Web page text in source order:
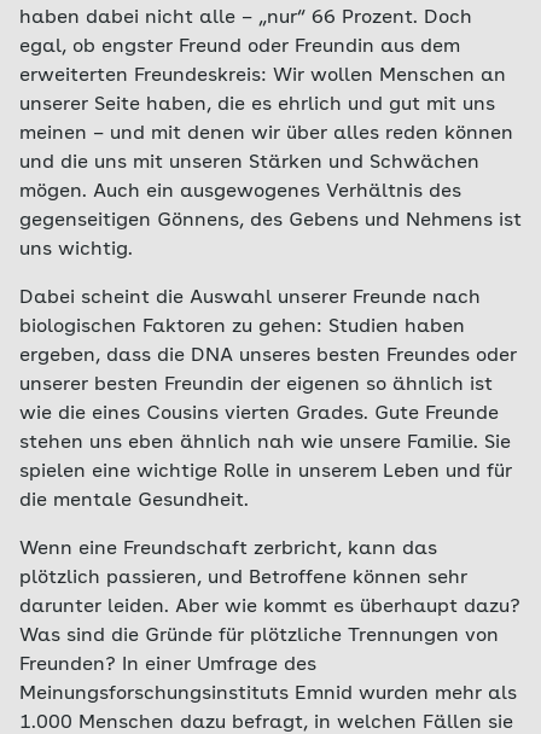
haben dabei nicht alle – „nur“ 66 Prozent. Doch
egal, ob engster Freund oder Freundin aus dem
erweiterten Freundeskreis: Wir wollen Menschen an
unserer Seite haben, die es ehrlich und gut mit uns
meinen – und mit denen wir über alles reden können
und die uns mit unseren Stärken und Schwächen
mögen. Auch ein ausgewogenes Verhältnis des
gegenseitigen Gönnens, des Gebens und Nehmens ist
uns wichtig.
Dabei scheint die Auswahl unserer Freunde nach
biologischen Faktoren zu gehen: Studien haben
ergeben, dass die DNA unseres besten Freundes oder
unserer besten Freundin der eigenen so ähnlich ist
wie die eines Cousins vierten Grades. Gute Freunde
stehen uns eben ähnlich nah wie unsere Familie. Sie
spielen eine wichtige Rolle in unserem Leben und für
die mentale Gesundheit.
Wenn eine Freundschaft zerbricht, kann das
plötzlich passieren, und Betroffene können sehr
darunter leiden. Aber wie kommt es überhaupt dazu?
Was sind die Gründe für plötzliche Trennungen von
Freunden? In einer Umfrage des
Meinungsforschungsinstituts Emnid wurden mehr als
1.000 Menschen dazu befragt, in welchen Fällen sie